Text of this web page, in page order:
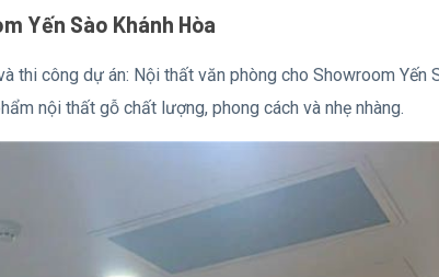
Yến Sào Khánh Hòa
thi công dự án: Nội thất văn phòng cho Showroom Yến
nội thất gỗ chất lượng, phong cách và nhẹ nhàng.